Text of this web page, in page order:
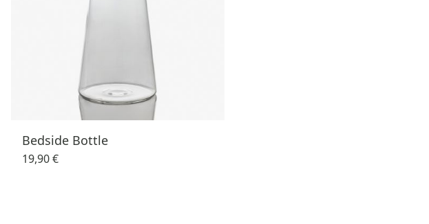
Bedside Bottle
19,90 €